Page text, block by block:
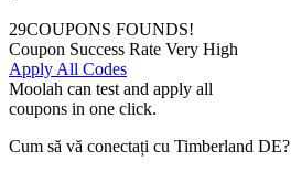
29COUPONS FOUNDS!
Coupon Success Rate Very High
Apply All Codes
Moolah can test and apply all
coupons in one click.
Cum să vă conectați cu Timberland DE?